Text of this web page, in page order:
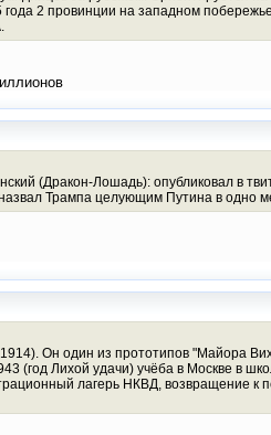
2 провинции на западном
(Дракон-Лошадь): опубликовал в
Трампа целующим Путина в одно
Он один из прототипов "Майора
Лихой удачи) учёба в Москве в
лагерь НКВД, возвращение к